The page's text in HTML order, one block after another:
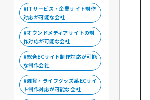
ITサービス・企業サイト制作
対応が可能な会社
オウンドメディアサイトの制
作対応が可能な会社
総合ECサイト制作対応が可能
な制作会社
雑貨・ライフグッズ系ECサイ
ト制作対応が可能な会社